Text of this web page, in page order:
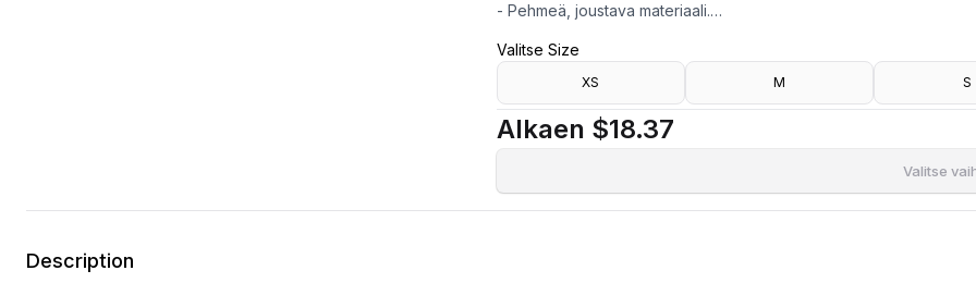
- Pehmeä, joustava materiaali.
- Koristeelliset kirjailuyksityiskohdat.
- Resorihihat.
- Pituus edestä: 60 cm koossa S.
- Kierrätettyä polyesteriä valmistetaan pääasiassa kierrätetyistä
Käyttämällä jo käytössä olevia materiaaleja voimme säästää
Valitse Size
XS M S
Alkaen $18.37
Valitse
Description